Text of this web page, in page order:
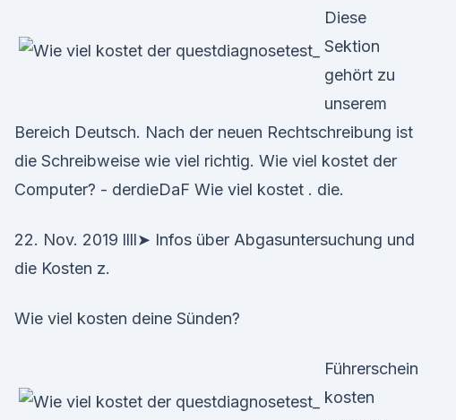
Diese
Sektion
gehört zu
unserem
Bereich Deutsch. Nach der neuen Rechtschreibung ist
die Schreibweise wie viel richtig. Wie viel kostet der
Computer? - derdieDaF Wie viel kostet . die.
22. Nov. 2019 llll➤ Infos über Abgasuntersuchung und
die Kosten z.
Wie viel kosten deine Sünden?
Führerschein
kosten